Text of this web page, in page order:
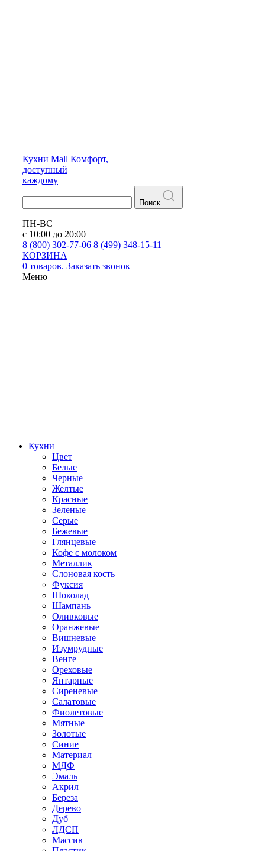
Кухни Mall Комфорт,
доступный
каждому
Поиск
ПН-ВС
с 10:00 до 20:00
8 (800) 302-77-06 8 (499) 348-15-11
КОРЗИНА
0 товаров. Заказать звонок
Меню
Кухни
Цвет
Белые
Черные
Желтые
Красные
Зеленые
Серые
Бежевые
Глянцевые
Кофе с молоком
Металлик
Слоновая кость
Фуксия
Шоколад
Шампань
Оливковые
Оранжевые
Вишневые
Изумрудные
Венге
Ореховые
Янтарные
Сиреневые
Салатовые
Фиолетовые
Мятные
Золотые
Синие
Материал
МДФ
Эмаль
Акрил
Береза
Дерево
Дуб
ЛДСП
Массив